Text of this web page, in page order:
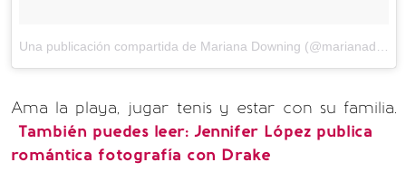
Ama la playa, jugar tenis y estar con su familia.
También puedes leer: Jennifer López publica
romántica fotografía con Drake